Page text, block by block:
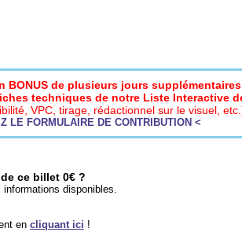
BONUS de plusieurs jours
techniques de notre Liste Interactive
VPC, tirage, rédactionnel sur le visuel,
LE FORMULAIRE DE CONTRIBUTION <
ce billet 0€ ?
disponibles.
en cliquant ici !